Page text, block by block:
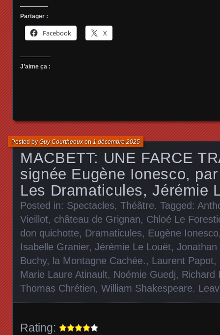
Partager :
Facebook X
J’aime ça :
MACBETT: UNE FARCE
signée Eugène Ionesco,
Les Dramaticules, Jérémie
Posted byGuy Courtheouxon 1 décembre 2025
Posted in: Spectacles, Théâtre. Tagged:
Vieillot, château de Grignan, Chloé Le
don quichotte, Dramaticules, Eugène Ionesco
Isabelle Granier, Jérémie Le Louët, Jonathan
Buchy, la Montagne Cachée., Laurent Papot,
Marie Laure Atinault, Noémie Guedj, Richard
Thomas Chrétien, William Shakespeare.
Rating: